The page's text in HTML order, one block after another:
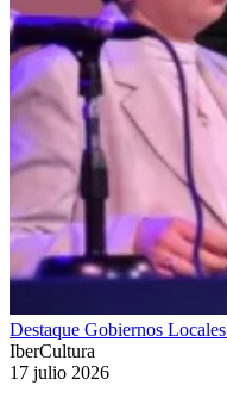
Destaque Gobiernos Locales
IberCultura
17 julio 2026